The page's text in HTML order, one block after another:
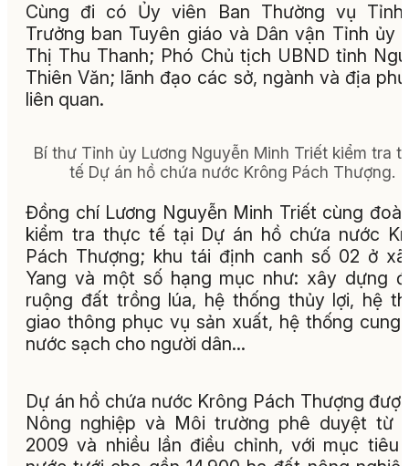
Cùng đi có Ủy viên Ban Thường vụ Tỉnh
Trưởng ban Tuyên giáo và Dân vận Tỉnh ủy
Thị Thu Thanh; Phó Chủ tịch UBND tỉnh
Thiên Văn; lãnh đạo các sở, ngành và địa
liên quan.
Bí thư Tỉnh ủy Lương Nguyễn Minh Triết kiểm tra
tế Dự án hồ chứa nước Krông Pách Thượng.
Đồng chí Lương Nguyễn Minh Triết cùng
kiểm tra thực tế tại Dự án hồ chứa nước
Pách Thượng; khu tái định canh số 02 ở
Yang và một số hạng mục như: xây dựng
ruộng đất trồng lúa, hệ thống thủy lợi, hệ
giao thông phục vụ sản xuất, hệ thống cung
nước sạch cho người dân…
Dự án hồ chứa nước Krông Pách Thượng
Nông nghiệp và Môi trường phê duyệt từ
2009 và nhiều lần điều chỉnh, với mục tiêu